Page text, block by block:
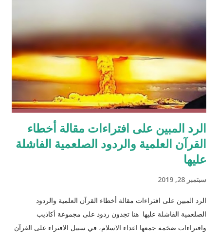
الرد المبين على افتراءات مقالة أخطاء
القرآن العلمية والردود الصلعمية الفاشلة
عليها
سبتمبر 28, 2019
الرد المبين على افتراءات مقالة أخطاء القرآن العلمية والردود
الصلعمية الفاشلة عليها هنا تجدون ردود على مجموعة أكاذيب
وافتراءات ضخمة جمعها اعداء الاسلام، في سبيل الافتراء على القرآن